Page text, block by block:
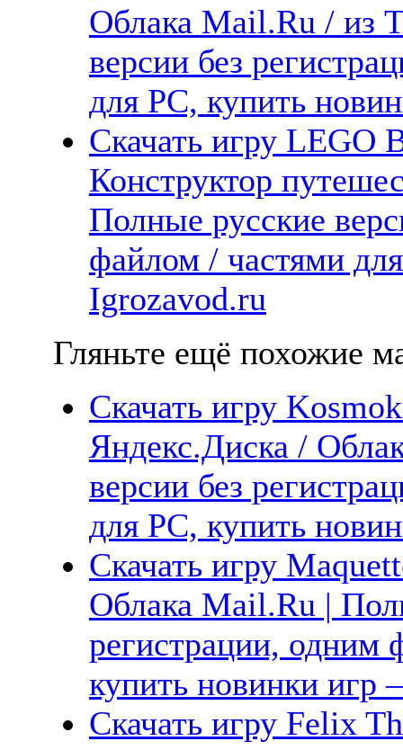
Облака Mail.Ru / из
версии без
для PC, купить
Скачать игру
Конструктор
Полные русские
файлом / частями
Igrozavod.ru
Гляньте ещё похожие
Скачать игру
Яндекс.Диска /
версии без
для PC, купить
Скачать игру
Облака Mail.Ru |
регистрации, одним
купить новинки
Скачать игру Felix